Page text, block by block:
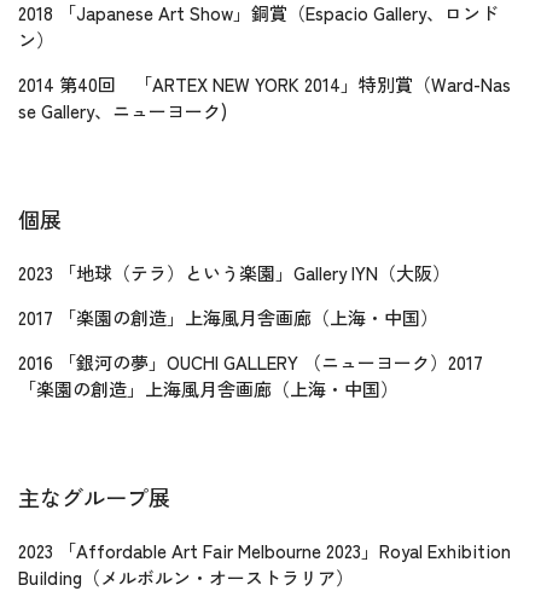
2018 「Japanese Art Show」銅賞（Espacio Gallery、ロンド
ン）
2014 第40回 「ARTEX NEW YORK 2014」特別賞（Ward-Nas
se Gallery、ニューヨーク)
個展
2023 「地球（テラ）という楽園」Gallery IYN（大阪）
2017 「楽園の創造」上海風月舎画廊（上海・中国）
2016 「銀河の夢」OUCHI GALLERY （ニューヨーク）2017
「楽園の創造」上海風月舎画廊（上海・中国）
主なグループ展
2023 「Affordable Art Fair Melbourne 2023」Royal Exhibition
Building（メルボルン・オーストラリア）